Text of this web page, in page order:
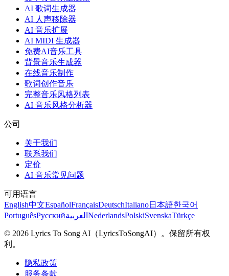
AI 歌词生成器
AI 人声移除器
AI 音乐扩展
AI MIDI 生成器
免费AI音乐工具
背景音乐生成器
在线音乐制作
歌词创作音乐
完整音乐风格列表
AI 音乐风格分析器
公司
关于我们
联系我们
定价
AI 音乐常见问题
可用语言
English中文EspañolFrançaisDeutschItaliano日本語한국어
PortuguêsРусскийالعربية NederlandsPolskiSvenskaTürkçe
© 2026 Lyrics To Song AI（LyricsToSongAI）。保留所有权
利。
隐私政策
服务条款